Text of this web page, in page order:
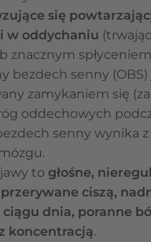
się
w oddychaniu
znacznym
bezdech senny (OBS)
zamykaniem się
oddechowych
senny wynika z
to głośne,
ciszą,
ciągu dnia, poranne
koncentracją.